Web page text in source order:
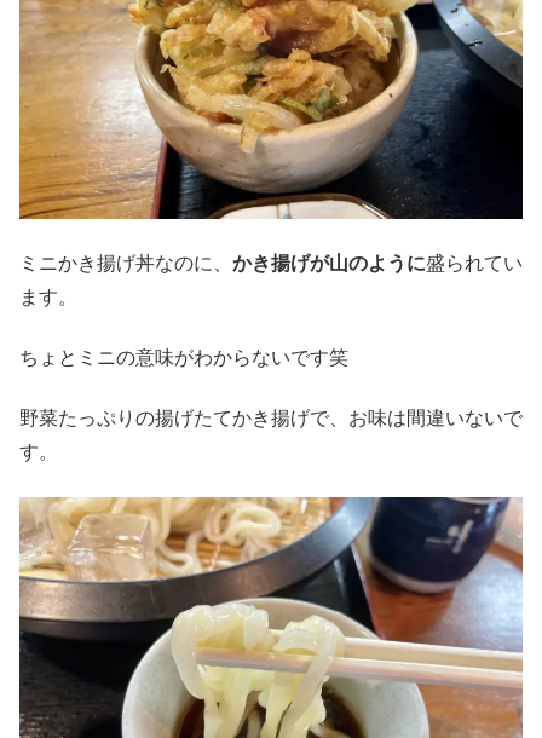
ミニかき揚げ丼なのに、 かき揚げが山のように盛られてい
ます。
ちょとミニの意味がわからないです笑
野菜たっぷりの揚げたてかき揚げで、お味は間違いないで
す。